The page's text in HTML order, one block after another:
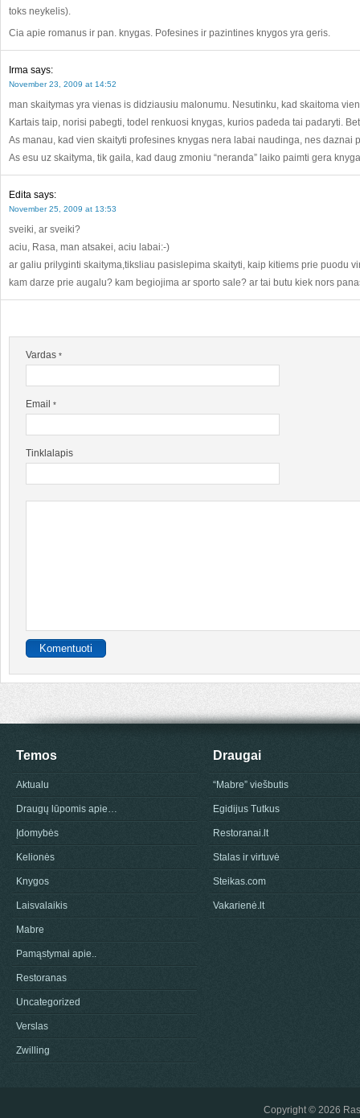
toks neykelis).
Cia apie romanus ir pan. knygas. Pofesines ir pazintines knygos yra geris.
Irma says:
November 23, 2009 at 14:52
man skaitymas yra vienas is didziausiu malonumu. Nesutinku, kad skaitoma
Kartais taip, norisi pabegti, todel renkuosi knygas, kurios padeda tai padaryti.
As manau, kad vien skaityti profesines knygas nera labai naudinga, nes daznai
As esu uz skaityma, tik gaila, kad daug zmoniu “neranda” laiko paimti gera
Edita says:
November 25, 2009 at 13:53
sveiki, ar sveiki?
aciu, Rasa, man atsakei, aciu labai:-)
ar galiu prilyginti skaityma,tiksliau pasislepima skaityti, kaip kitiems prie puodu
kam darze prie augalu? kam begiojima ar sporto sale? ar tai butu kiek nors
Vardas *
Email *
Tinklalapis
Temos
Aktualu
Draugų lūpomis apie…
Įdomybės
Kelionės
Knygos
Laisvalaikis
Mabre
Pamąstymai apie..
Restoranas
Uncategorized
Verslas
Zwilling
Draugai
“Mabre” viešbutis
Egidijus Tutkus
Restoranai.lt
Stalas ir virtuvė
Steikas.com
Vakarienė.lt
Copyright © 2026